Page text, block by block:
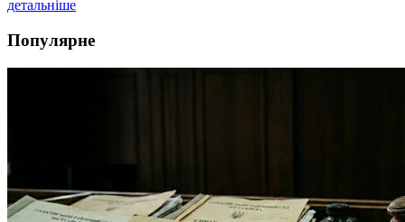
детальніше
Популярне